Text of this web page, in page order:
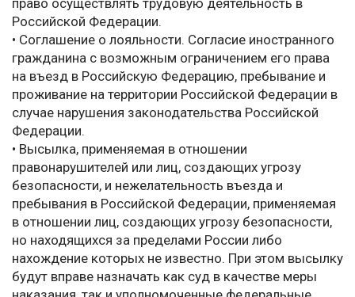
право осуществлять трудовую деятельность в
Российской Федерации.
• Соглашение о лояльности. Согласие иностранного
гражданина с возможным ограничением его права
на въезд в Российскую Федерацию, пребывание и
проживание на территории Российской Федерации в
случае нарушения законодательства Российской
Федерации.
• Высылка, применяемая в отношении
правонарушителей или лиц, создающих угрозу
безопасности, и нежелательность въезда и
пребывания в Российской Федерации, применяемая
в отношении лиц, создающих угрозу безопасности,
но находящихся за пределами России либо
нахождение которых не известно. При этом высылку
будут вправе назначать как суд в качестве меры